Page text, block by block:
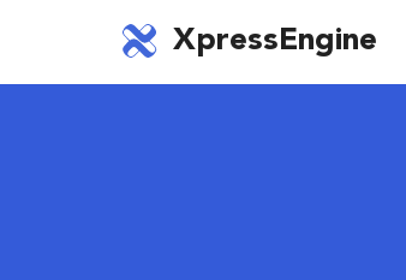
XpressEngine